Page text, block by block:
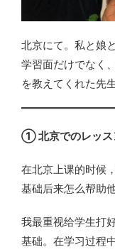
北京にて。私と娘
学習面だけでなく
を教えてくれた先
① 北京でのレッス
在北京上课的时候
基础后来怎么帮助
我最重视给学生打
基础。在学习过程